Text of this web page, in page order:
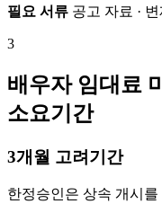
필요 서류 공고 자료 ·
3
배우자 임대료
소요기간
3개월 고려기간
한정승인은 상속 개시